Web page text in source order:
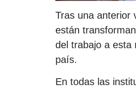
Tras una anterior
están
del trabajo a esta
país.
En todas las